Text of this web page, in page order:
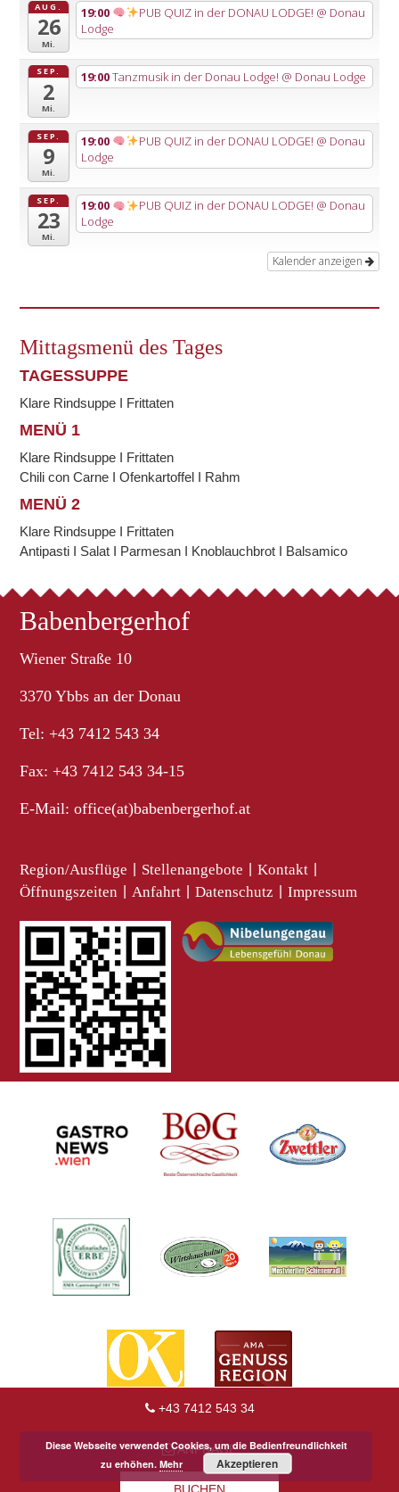
+43 7412 543 34
ANFRAGE
AUG.
26
Mi.
19:00 PUB QUIZ in der DONAU LODGE! @ Donau
Lodge
SEP.
2
Mi.
19:00Tanzmusik in der Donau Lodge! @ Donau Lodge
SEP.
9
Mi.
19:00 PUB QUIZ in der DONAU LODGE! @ Donau
Lodge
SEP.
23
Mi.
19:00 PUB QUIZ in der DONAU LODGE! @ Donau
Lodge
Kalender anzeigen
Mittagsmenü des Tages
TAGESSUPPE
Klare Rindsuppe I Frittaten
MENÜ 1
Klare Rindsuppe I Frittaten
Chili con Carne I Ofenkartoffel I Rahm
MENÜ 2
Klare Rindsuppe I Frittaten
Antipasti I Salat I Parmesan I Knoblauchbrot I Balsamico
Babenbergerhof
Wiener Straße 10
3370 Ybbs an der Donau
Tel: +43 7412 543 34
Fax: +43 7412 543 34-15
E-Mail:office(at)babenbergerhof.at
Region/Ausflüge Stellenangebote Kontakt
Öffnungszeiten Anfahrt Datenschutz Impressum
Diese Webseite verwendet Cookies, um die Bedienfreundlichkeit
zu erhöhen. Mehr Akzeptieren